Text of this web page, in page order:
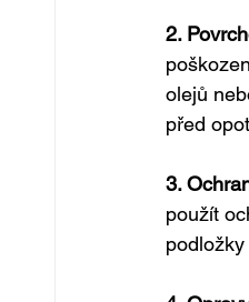
2.
olejů
před
3.
použít